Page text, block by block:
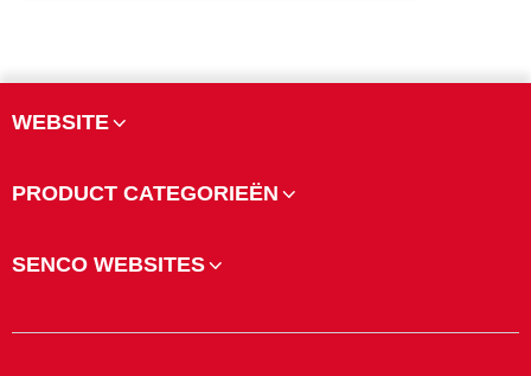
WEBSITE
PRODUCT CATEGORIEËN
SENCO WEBSITES